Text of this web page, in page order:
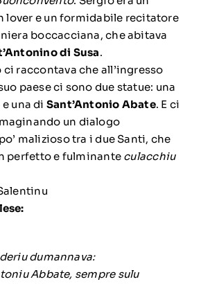
lover e un formidabile recitatore
boccacciana, che abitava
di Susa.
ci raccontava che all’ingresso
paese ci sono due statue: una
e una di Sant’Antonio Abate. E ci
un dialogo
malizioso tra i due Santi, che
perfetto e fulminante culacchiu
dumannava:
Abbate, sempre sulu